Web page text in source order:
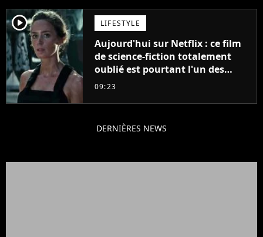
player2 LIFESTYLE
Aujourd'hui sur Netflix : ce film
de science-fiction totalement
oublié est pourtant l'un des
meilleurs des années 2010
09:23
DERNIÈRES NEWS